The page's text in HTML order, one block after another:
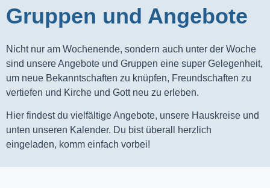
Gruppen und Angebote​
Nicht nur am Wochenende, sondern auch unter der Woche
sind unsere Angebote und Gruppen eine super Gelegenheit,
um neue Bekanntschaften zu knüpfen, Freundschaften zu
vertiefen und Kirche und Gott neu zu erleben.
Hier findest du vielfältige Angebote, unsere Hauskreise und
unten unseren Kalender. Du bist überall herzlich
eingeladen, komm einfach vorbei!